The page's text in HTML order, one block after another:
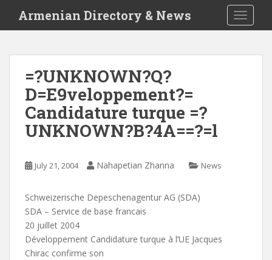
i
Armenian Directory & News
=?UNKNOWN?Q?
D=E9veloppement?=
Candidature turque =?
UNKNOWN?B?4A==?=l
July 21, 2004 Nahapetian Zhanna News
Schweizerische Depeschenagentur AG (SDA)
SDA – Service de base francais
20 juillet 2004
Développement Candidature turque à l’UE Jacques
Chirac confirme son